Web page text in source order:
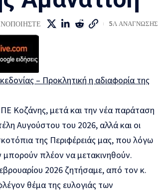
5Λ ΑΝΑΓΝΩΣΗΣ
– Προκλητική η αδιαφορία της
Κοζάνης, μετά και την νέα παράταση
Αυγούστου του 2026, αλλά και οι
της Περιφέρειάς μας, που λόγω
μπορούν πλέον να μετακινηθούν.
2026 ζητήσαμε, από τον κ.
θέμα της ευλογιάς των